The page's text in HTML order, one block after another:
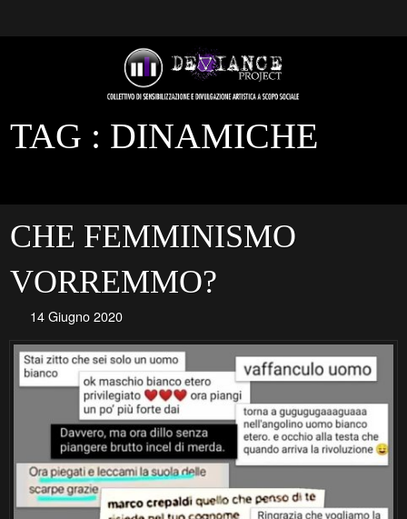
TAG : DINAMICHE
CHE FEMMINISMO
VORREMMO?
14 Giugno 2020